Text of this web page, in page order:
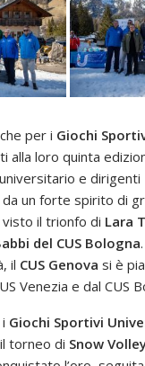
per i Giochi
alla loro quinta
e dirigenti
un forte spirito di
il trionfo di Lara
del CUS Bologna
il CUS Genova si è
Venezia e dal CUS
Giochi Sportivi
torneo di Snow